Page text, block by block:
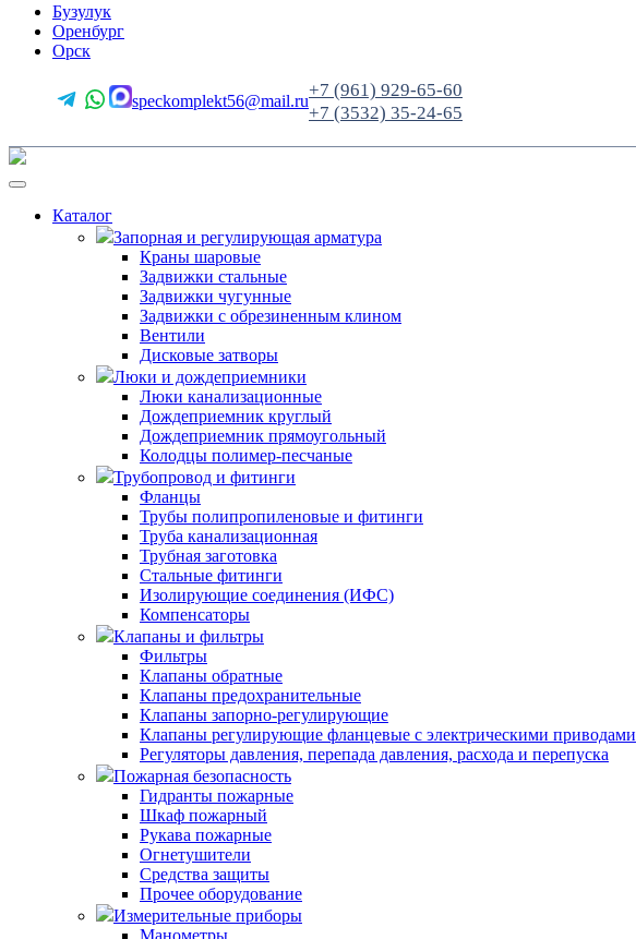
Бузулук
Оренбург
Орск
speckomplekt56@mail.ru
+7 (961) 929-65-60
+7 (3532) 35-24-65
Каталог
Запорная и регулирующая арматура
Краны шаровые
Задвижки стальные
Задвижки чугунные
Задвижки с обрезиненным клином
Вентили
Дисковые затворы
Люки и дождеприемники
Люки канализационные
Дождеприемник круглый
Дождеприемник прямоугольный
Колодцы полимер-песчаные
Трубопровод и фитинги
Фланцы
Трубы полипропиленовые и фитинги
Труба канализационная
Трубная заготовка
Стальные фитинги
Изолирующие соединения (ИФС)
Компенсаторы
Клапаны и фильтры
Фильтры
Клапаны обратные
Клапаны предохранительные
Клапаны запорно-регулирующие
Клапаны регулирующие фланцевые с электрическими приводами
Регуляторы давления, перепада давления, расхода и перепуска
Пожарная безопасность
Гидранты пожарные
Шкаф пожарный
Рукава пожарные
Огнетушители
Средства защиты
Прочее оборудование
Измерительные приборы
Манометры